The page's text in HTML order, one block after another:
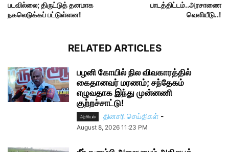
படவில்லை; திருட்டுத் தனமாக
நகலெடுக்கப் பட்டுள்ளன!
பாடத்திட்டம்..அரசாணை
வெளியீடு..!
RELATED ARTICLES
பழனி கோயில் நில விவகாரத்தில்
கைதானவர் மரணம்; சந்தேகம்
எழுவதாக இந்து முன்னணி
குற்றச்சாட்டு!
அரசியல் தினசரி செய்திகள் -
August 8, 2026 11:23 PM